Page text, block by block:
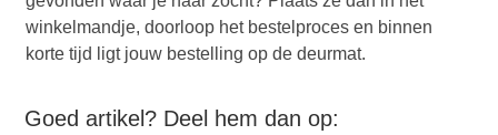
winkelmandje, doorloop het bestelproces en binnen
korte tijd ligt jouw bestelling op de deurmat.
Goed artikel? Deel hem dan op: